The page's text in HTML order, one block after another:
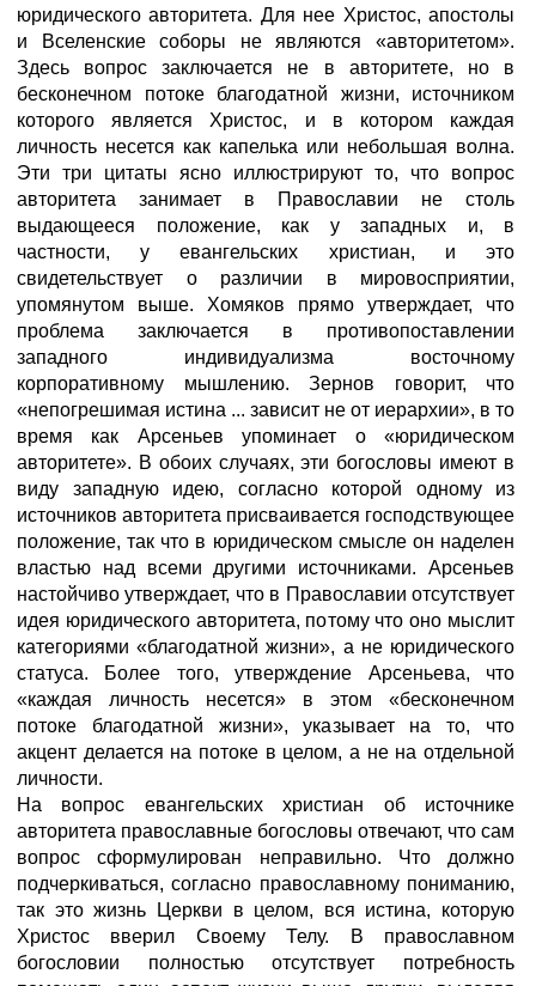
юридического авторитета. Для нее Христос, апостолы
и Вселенские соборы не являются «авторитетом».
Здесь вопрос заключается не в авторитете, но в
бесконечном потоке благодатной жизни, источником
которого является Христос, и в котором каждая
личность несется как капелька или небольшая волна.
Эти три цитаты ясно иллюстрируют то, что вопрос
авторитета занимает в Православии не столь
выдающееся положение, как у западных и, в
частности, у евангельских христиан, и это
свидетельствует о различии в мировосприятии,
упомянутом выше. Хомяков прямо утверждает, что
проблема заключается в противопоставлении
западного индивидуализма восточному
корпоративному мышлению. Зернов говорит, что
«непогрешимая истина ... зависит не от иерархии», в то
время как Арсеньев упоминает о «юридическом
авторитете». В обоих случаях, эти богословы имеют в
виду западную идею, согласно которой одному из
источников авторитета присваивается господствующее
положение, так что в юридическом смысле он наделен
властью над всеми другими источниками. Арсеньев
настойчиво утверждает, что в Православии отсутствует
идея юридического авторитета, потому что оно мыслит
категориями «благодатной жизни», а не юридического
статуса. Более того, утверждение Арсеньева, что
«каждая личность несется» в этом «бесконечном
потоке благодатной жизни», указывает на то, что
акцент делается на потоке в целом, а не на отдельной
личности.
На вопрос евангельских христиан об источнике
авторитета православные богословы отвечают, что сам
вопрос сформулирован неправильно. Что должно
подчеркиваться, согласно православному пониманию,
так это жизнь Церкви в целом, вся истина, которую
Христос вверил Своему Телу. В православном
богословии полностью отсутствует потребность